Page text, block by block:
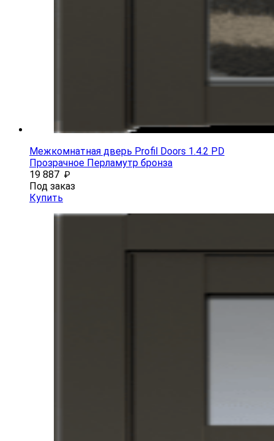
Межкомнатная дверь Profil Doors 1.4.2 PD
Прозрачное Перламутр бронза
19 887 ₽
Под заказ
Купить